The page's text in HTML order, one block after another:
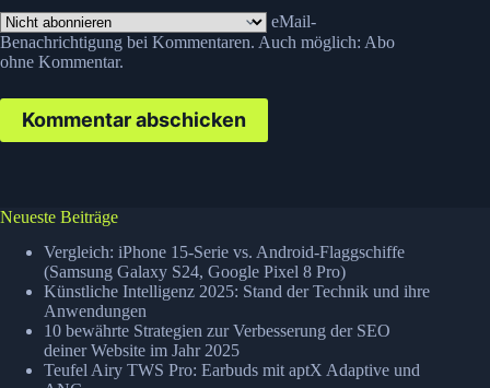
eMail-
Benachrichtigung bei Kommentaren. Auch möglich: Abo
ohne Kommentar.
Kommentar abschicken
Neueste Beiträge
Vergleich: iPhone 15-Serie vs. Android-Flaggschiffe
(Samsung Galaxy S24, Google Pixel 8 Pro)
Künstliche Intelligenz 2025: Stand der Technik und ihre
Anwendungen
10 bewährte Strategien zur Verbesserung der SEO
deiner Website im Jahr 2025
Teufel Airy TWS Pro: Earbuds mit aptX Adaptive und